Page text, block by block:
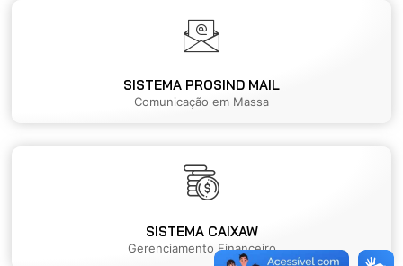
SISTEMA PROSIND MAIL
Comunicação em Massa
SISTEMA CAIXAW
Gerenciamento Financeiro